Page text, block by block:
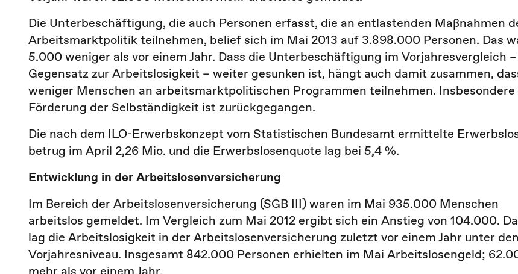
Die Unterbeschäftigung, die auch Personen erfasst, die an entlastenden Maßnahmen
Arbeitsmarktpolitik teilnehmen, belief sich im Mai 2013 auf 3.898.000 Personen. Das
5.000 weniger als vor einem Jahr. Dass die Unterbeschäftigung im Vorjahresvergleich
Gegensatz zur Arbeitslosigkeit – weiter gesunken ist, hängt auch damit zusammen,
weniger Menschen an arbeitsmarktpolitischen Programmen teilnehmen. Insbesondere
Förderung der Selbständigkeit ist zurückgegangen.
Die nach dem ILO-Erwerbskonzept vom Statistischen Bundesamt ermittelte
betrug im April 2,26 Mio. und die Erwerbslosenquote lag bei 5,4 %.
Entwicklung in der Arbeitslosenversicherung
Im Bereich der Arbeitslosenversicherung (SGB III) waren im Mai 935.000 Menschen
arbeitslos gemeldet. Im Vergleich zum Mai 2012 ergibt sich ein Anstieg von 104.000.
lag die Arbeitslosigkeit in der Arbeitslosenversicherung zuletzt vor einem Jahr unter
Vorjahresniveau. Insgesamt 842.000 Personen erhielten im Mai Arbeitslosengeld;